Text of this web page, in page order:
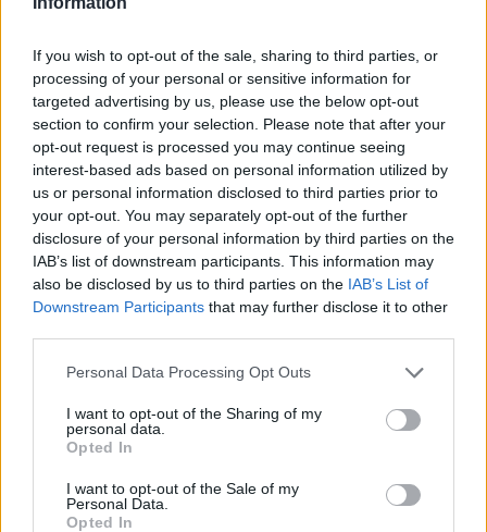
If you wish to opt-out of the sale, sharing to third parties, or
processing of your personal or sensitive information for
targeted advertising by us, please use the below opt-out
section to confirm your selection. Please note that after your
opt-out request is processed you may continue seeing
interest-based ads based on personal information utilized by
us or personal information disclosed to third parties prior to
your opt-out. You may separately opt-out of the further
disclosure of your personal information by third parties on the
IAB’s list of downstream participants. This information may
also be disclosed by us to third parties on the IAB’s List of
Downstream Participants that may further disclose it to other
Personal Data Processing Opt Outs
I want to opt-out of the Sharing of my
personal data.
Opted In
I want to opt-out of the Sale of my
Personal Data.
Opted In
πολιτικό μήνυμα. Η υπόθεση Apple News δείχνει ότι στην
Αμερική του 2026 η τεχνολογία δεν μπ
Πολιτική
Ντόναλντ Τραμπ: Η εκεχειρία ως άλλοθι και
η πολιτική της λεκτικής ακροβασίας
06.02.26